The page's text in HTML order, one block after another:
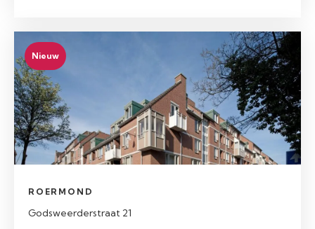
Nieuw
ROERMOND
Godsweerderstraat 21